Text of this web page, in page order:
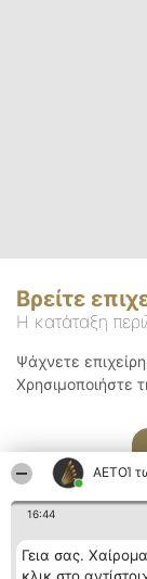
ΑΕΤΟΊ
16:44
Γεια σας.
Βρείτε
Η κατάταξη
Ψάχνετε
Χρησιμοποιήστε